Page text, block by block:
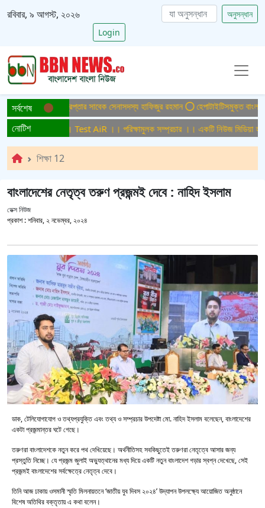
রবিবার, ৯ আগস্ট, ২০২৬
অনুসন্ধান
Login
সর্বশেষ
মামলায় ফের গ্রেপ্তার সাবেক সেনাসদস্য হাফিজুর রহমান হেপাটাইটিসমুক্ত বাংলাদেশ
নোটিশ
সম্প্রচার ।। Test AiR ।। পরিক্ষামুলক সম্প্রচার ।। একটি নিউজ মিডিয়া
শিক্ষা 12
বাংলাদেশের নেতৃত্ব তরুণ প্রজন্মই দেবে : নাহিদ ইসলাম
ডেক্স নিউজ
প্রকাশ :শনিবার, ২ নভেম্বর, ২০২৪
ডাক, টেলিযোগাযোগ ও তথ্যপ্রযুক্তি এবং তথ্য ও সম্প্রচার উপদেষ্টা মো. নাহিদ ইসলাম বলেছেন, বাংলাদেশের
একটা প্রজন্মান্তর ঘটে গেছে।
তরুণরা বাংলাদেশকে নতুন করে পথ দেখিয়েছে। অর্থনীতিসহ সবকিছুতেই তরুণরা নেতৃত্বে আসার জন্য
প্রস্তুতি নিচ্ছে। যে প্রজন্ম জুলাই অভ্যুত্থানের মধ্য দিয়ে একটি নতুন বাংলাদেশ গড়ার স্বপ্ন দেখেছে, সেই
প্রজন্মই বাংলাদেশের সর্বক্ষেত্রে নেতৃত্ব দেবে।
তিনি আজ ঢাকায় ওসমানী স্মৃতি মিলনায়তনে ‘জাতীয় যুব দিবস ২০২৪’ উদ্যাপন উপলক্ষ্যে আয়োজিত অনুষ্ঠানে
বিশেষ অতিথির বক্তৃতায় এ কথা বলেন।